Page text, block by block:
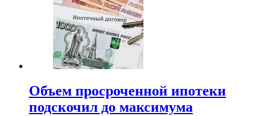
Объем просроченной ипотеки
подскочил до максимума